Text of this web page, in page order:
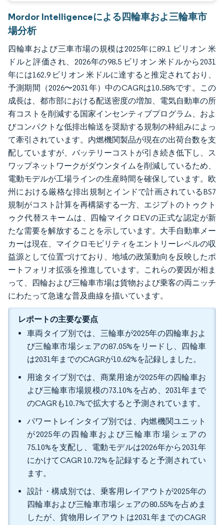
Mordor Intelligenceによる四輪車およ三輪車市
場分析
四輪車および三車市場の規模は2025年に89.1 ビリオン 米
ドルと評価され、2026年の98.5 ビリオン 米ドルから2031
年には162.9 ビリオン 米ドルに達すると推定されており、
予測期間（2026〜2031年）中のCAGRは10.58%です。この
成長は、都市部における配送密度の増加、電気自動車の所
有コストを削減する国家インセンティブプログラム、およ
びコンパクトな低排出輸送を奨励する規制の枠組みによっ
て牽引されています。内燃機関製品が現在の出荷台数を支
配していますが、バッテリーコストが引き続き低下し、ス
ワップネットワークがダウンタイムを削減しているため、
電動モデルが工場ラインの生産時間を確保しています。欧
州における厳格な排出規制とインドで計画されているBS7
規制がコスト計算を再構築する一方、エジプトのトゥクト
ゥク代替スキームは、四輪マイクロEVの正式な認定が新
たな需要を解放することを示しています。大手自動車メー
カーは現在、マイクロモビリティをエントリーレベルの収
益源として位置づけており、地域の政策動向を反映したポ
ートフォリオ拡張を推進しています。これらの要因が相ま
って、四輪および三輪車市場は貨物および乗客の両ニッチ
にわたって急速な普及曲線を描いています。
レポートの主要な要点
車両タイプ別では、三輪車が2025年の四輪車およ
び三輪車市場シェアの87.05%をリードし、四輪車
は2031年までのCAGRが10.62%を記録しました。
用途タイプ別では、商業用途が2025年の四輪車お
よび三輪車市場規模の73.10%を占め、2031年まで
のCAGRも10.7%で拡大すると予測されています。
パワートレインタイプ別では、内燃機関ユニット
が2025年の四輪車および三輪車市場シェアの
75.10%を支配し、電動モデルは2026年から2031年
にかけてCAGR 10.72%を記録すると予測されてい
ます。
設計・構成別では、乗客用レイアウトが2025年の
四輪車および三輪車市場シェアの80.55%を占めま
したが、貨物用レイアウトは2031年までのCAGR